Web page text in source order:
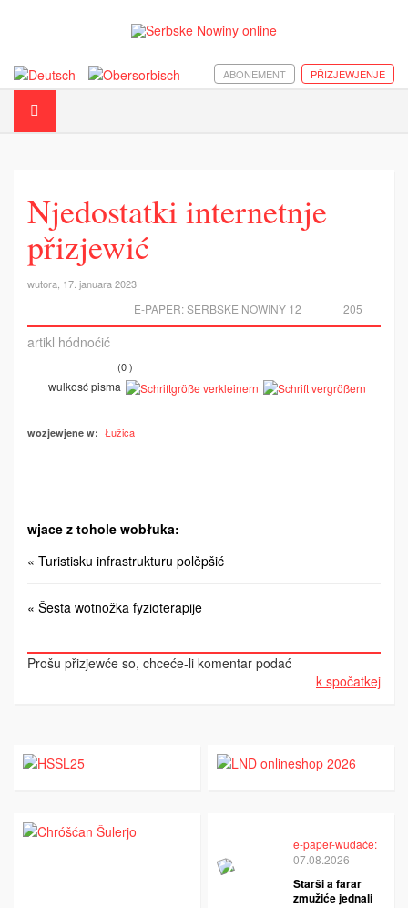
PŘIZJEWJENJE
ABONEMENT
Njedostatki internetnje
přizjewić
wutora, 17. januara 2023
205
E-PAPER:SERBSKE NOWINY 12
artikl hódnoćić
(0 )
wulkosć pisma
wozjewjene w: Łužica
wjace z tohole wobłuka:
« Turistisku infrastrukturu polěpšić
« Šesta wotnožka fyzioterapije
Prošu přizjewće so, chceće-li komentar podać
k spočatkej
e-paper-wudaće:
07.08.2026
Starši a farar
zmužiće jednali